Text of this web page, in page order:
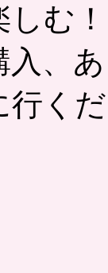
しむ
、
行く